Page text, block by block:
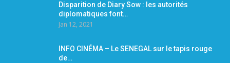
Disparition de Diary Sow : les autorités
diplomatiques font…
Jan 12, 2021
INFO CINÉMA – Le SENEGAL sur le tapis rouge
de…